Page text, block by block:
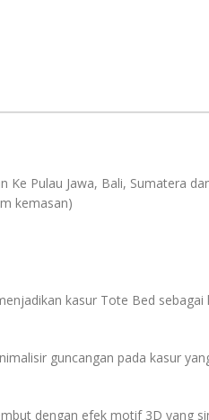
Ke Pulau Jawa, Bali, Sumatera
kemasan)
kasur Tote Bed
guncangan pada kasur
dengan efek motif 3D yang